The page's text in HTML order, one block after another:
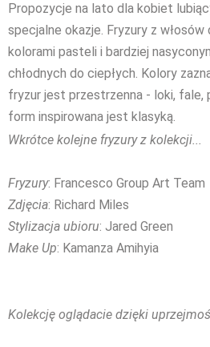
Propozycje na lato dla kobiet
specjalne okazje. Fryzury z włosów
kolorami pasteli i bardziej
chłodnych do ciepłych. Kolory
fryzur jest przestrzenna - loki, fale,
form inspirowana jest klasyką.
Wkrótce kolejne fryzury z kolekcji...
Fryzury: Francesco Group Art Team
Zdjęcia: Richard Miles
Stylizacja ubioru: Jared Green
Make Up: Kamanza Amihyia
Kolekcję oglądacie dzięki